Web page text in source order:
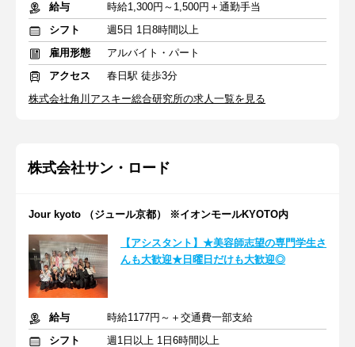
給与
時給1,300円～1,500円＋通勤手当
シフト
週5日 1日8時間以上
雇用形態
アルバイト・パート
アクセス
春日駅 徒歩3分
株式会社角川アスキー総合研究所の求人一覧を見る
株式会社サン・ロード
Jour kyoto （ジュール京都） ※イオンモールKYOTO内
【アシスタント】★美容師志望の専門学生さ
んも大歓迎★日曜日だけも大歓迎◎
給与
時給1177円～＋交通費一部支給
シフト
週1日以上 1日6時間以上